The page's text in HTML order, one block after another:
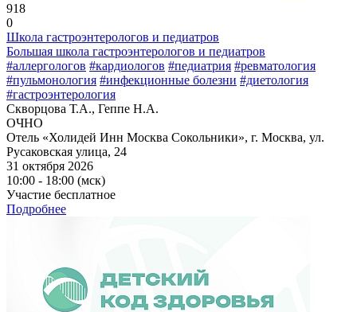
918
0
Школа гастроэнтерологов и педиатров
Большая школа гастроэнтерологов и педиатров
#аллергологов #кардиологов #педиатрия #ревматология
#пульмонология #инфекционные болезни #диетология
#гастроэнтерология
Скворцова Т.А., Геппе Н.А.
ОЧНО
Отель «Холидей Инн Москва Сокольники», г. Москва, ул.
Русаковская улица, 24
31 октября 2026
10:00 - 18:00 (мск)
Участие бесплатное
Подробнее